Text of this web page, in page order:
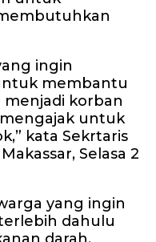
ingin
membantu
menjadi korban
untuk
kata Sekrtaris
Selasa 2
yang ingin
dahulu